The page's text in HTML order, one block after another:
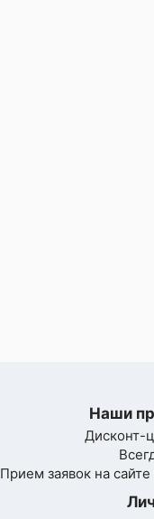
Наши
Дисконт-
Прием заявок на сайте